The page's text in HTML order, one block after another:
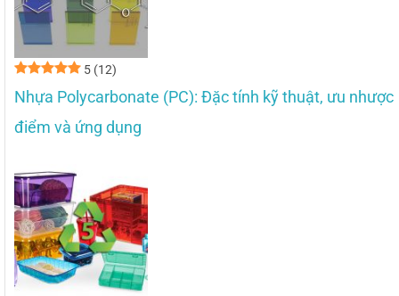
5 (12)
Nhựa Polycarbonate (PC): Đặc tính kỹ thuật, ưu nhược
điểm và ứng dụng